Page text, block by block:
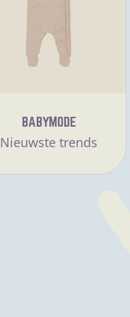
BABYMODE
Nieuwste trends